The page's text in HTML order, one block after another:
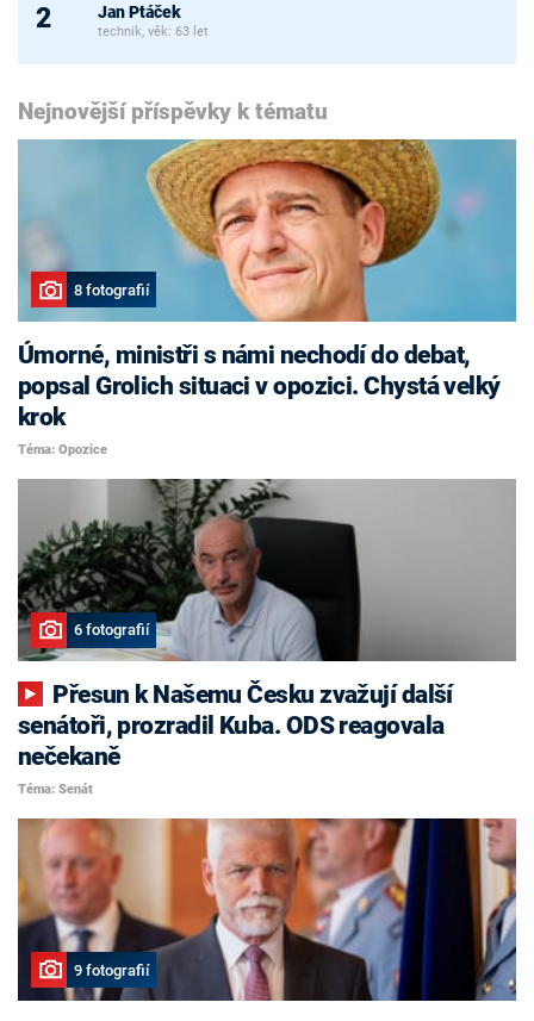
2 Jan Ptáček
technik, věk: 63 let
Nejnovější příspěvky k tématu
8 fotografií
Úmorné, ministři s námi nechodí do debat,
popsal Grolich situaci v opozici. Chystá velký
krok
Téma: Opozice
6 fotografií
senátoři, prozradil Kuba. ODS reagovala
nečekaně
Téma: Senát
9 fotografií